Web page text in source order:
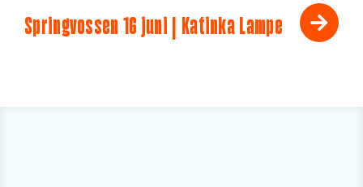
Springvossen 16 juni | Katinka Lampe